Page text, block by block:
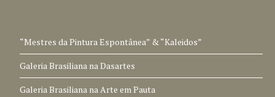
“Mestres da Pintura Espontânea” & “Kaleidos”
Galeria Brasiliana na Dasartes
Galeria Brasiliana na Arte em Pauta